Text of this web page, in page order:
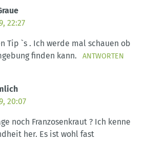
22:27
Tip `s . Ich werde mal schauen ob
finden kann.
ANTWORTEN
20:07
noch Franzosenkraut ? Ich kenne
her. Es ist wohl fast